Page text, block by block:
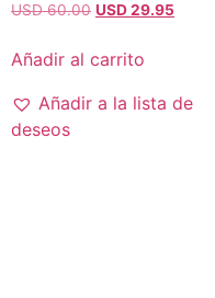
USD 60.00 USD 29.95
Añadir al carrito
Añadir a la lista de
deseos